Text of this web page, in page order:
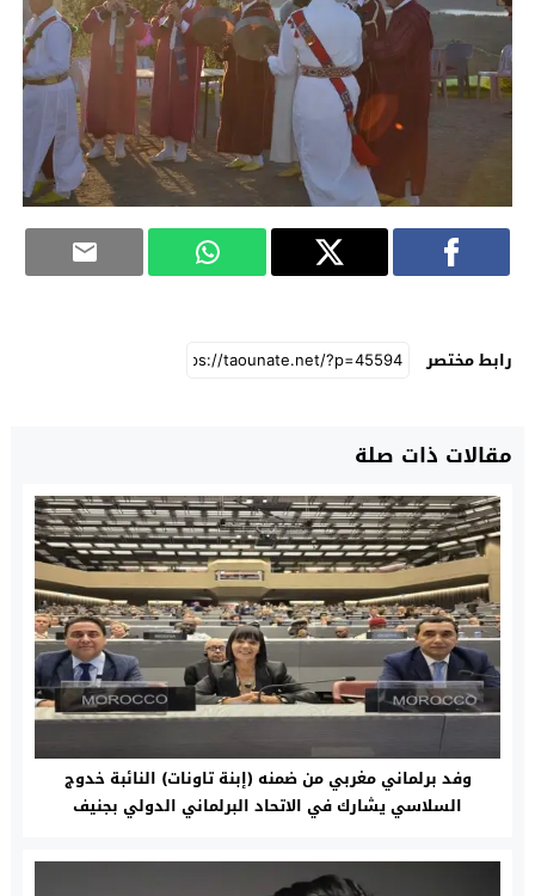
رابط مختصر
مقالات ذات صلة
وفد برلماني مغربي من ضمنه (إبنة تاونات) النائبة خدوج
السلاسي يشارك في الاتحاد البرلماني الدولي بجنيف